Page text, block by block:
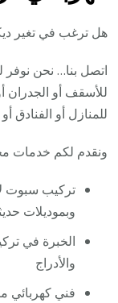
هل ترغب في تغير
اتصل بنا… نحن
للأسقف أو الجدران
للمنازل أو الفنادق
ونقدم لكم خدمات
تركيب سبوت
وبموديلات
الخبرة في
والأدراج
فني كهربائي